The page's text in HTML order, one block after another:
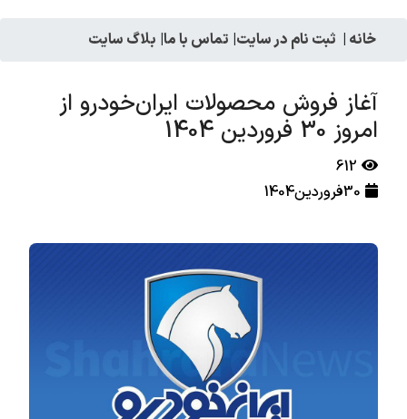
خانه | ثبت نام در سایت| تماس با ما| بلاگ سایت
آغاز فروش محصولات ایران‌خودرو از
امروز 30 فروردین 1404
612
30فروردین1404